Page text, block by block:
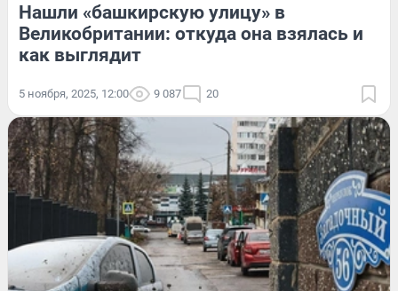
Нашли «башкирскую улицу» в
Великобритании: откуда она взялась и
как выглядит
5 ноября, 2025, 12:00 9 087 20